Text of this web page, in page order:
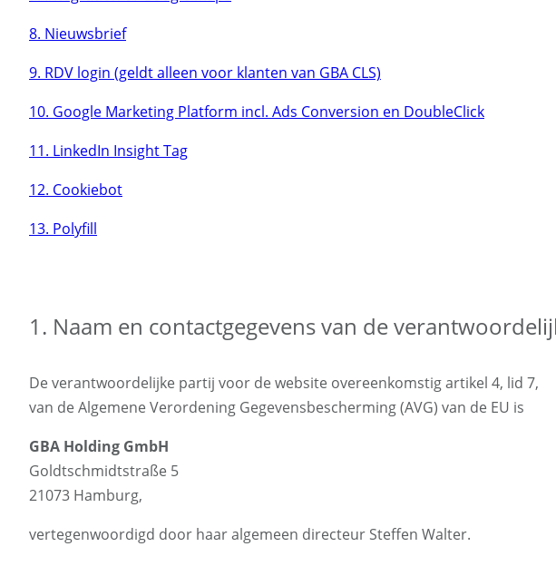
8. Nieuwsbrief
9. RDV login (geldt alleen voor klanten van GBA CLS)
10. Google Marketing Platform incl. Ads Conversion en DoubleClick
11. LinkedIn Insight Tag
12. Cookiebot
13. Polyfill
1. Naam en contactgegevens van de
De verantwoordelijke partij voor de website overeenkomstig artikel 4, lid 7,
van de Algemene Verordening Gegevensbescherming (AVG) van de EU is
GBA Holding GmbH
Goldtschmidtstraße 5
21073 Hamburg,
vertegenwoordigd door haar algemeen directeur Steffen Walter.